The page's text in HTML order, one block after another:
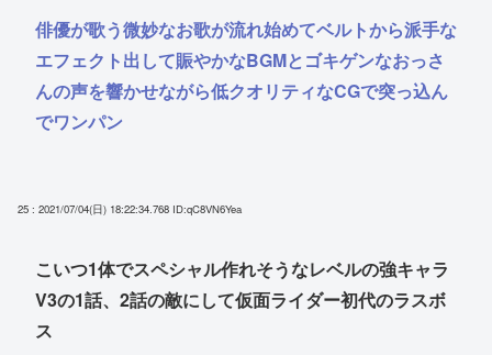
俳優が歌う微妙なお歌が流れ始めてベルトから派手な
エフェクト出して賑やかなBGMとゴキゲンなおっさ
んの声を響かせながら低クオリティなCGで突っ込ん
でワンパン
25 : 2021/07/04(日) 18:22:34.768 ID:qC8VN6Yea
こいつ1体でスペシャル作れそうなレベルの強キャラ
V3の1話、2話の敵にして仮面ライダー初代のラスボ
ス